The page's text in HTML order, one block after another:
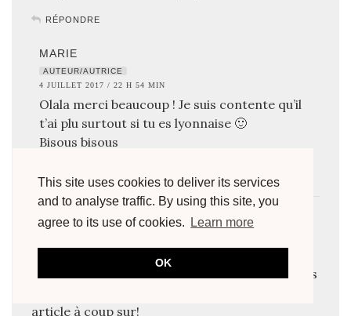
This site uses cookies to deliver its services
and to analyse traffic. By using this site, you
agree to its use of cookies.
Learn more
OK
RÉPONDRE
MARIE
AUTEUR/AUTRICE
4 JUILLET 2017 / 22 H 54 MIN
Olala merci beaucoup ! Je suis contente qu’il
t’ai plu surtout si tu es lyonnaise 🙂
Bisous bisous
LEATRALALA
J’aimerais beaucoup visiter Lyon, je n’y ai jamais
article à coup sur!